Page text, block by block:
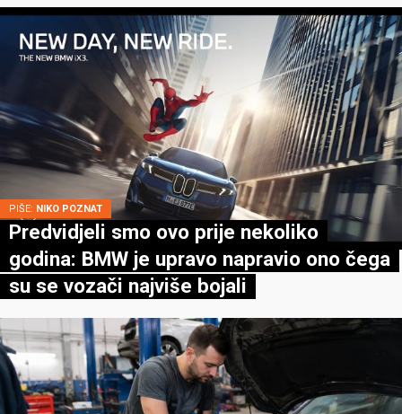
PIŠE: NIKO POZNAT
Predvidjeli smo ovo prije nekoliko
godina: BMW je upravo napravio ono čega
su se vozači najviše bojali